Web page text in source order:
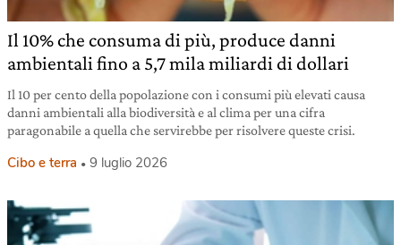
Il 10% che consuma di più, produce danni
ambientali fino a 5,7 mila miliardi di dollari
Il 10 per cento della popolazione con i consumi più elevati causa
danni ambientali alla biodiversità e al clima per una cifra
paragonabile a quella che servirebbe per risolvere queste crisi.
Cibo e terra 9 luglio 2026